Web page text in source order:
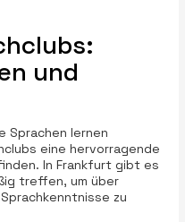
und
Sprachen lernen
eine hervorragende
In Frankfurt gibt es
treffen, um über
zu